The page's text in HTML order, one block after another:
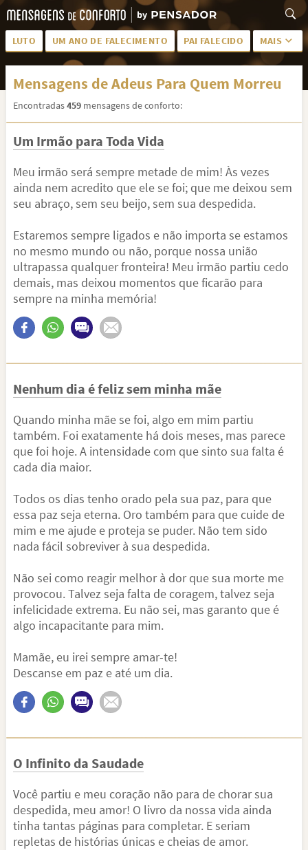
LUTO UM ANO DE FALECIMENTO PAI FALECIDO MAIS
LUTO PARA AMIGA PALAVRAS
SAUDADES DA MÃE
MEUS SENTIMENTOS
FRASES DE LUTO PARA AMIGO FIM DE NAMORO
TODAS AS CATEGORIAS
Mensagens de Adeus Para Quem Morreu
Encontradas459 mensagens de conforto:
Um Irmão para Toda Vida
Meu irmão será sempre metade de mim! Às vezes
ainda nem acredito que ele se foi; que me deixou sem
seu abraço, sem seu beijo, sem sua despedida.
Estaremos sempre ligados e não importa se estamos
no mesmo mundo ou não, porque nossa união
ultrapassa qualquer fronteira! Meu irmão partiu cedo
demais, mas deixou momentos que ficarão para
sempre na minha memória!
Nenhum dia é feliz sem minha mãe
Quando minha mãe se foi, algo em mim partiu
também. Foi exatamente há dois meses, mas parece
que foi hoje. A intensidade com que sinto sua falta é
cada dia maior.
Todos os dias tenho orado pela sua paz, para que
essa paz seja eterna. Oro também para que cuide de
mim e me ajude e proteja se puder. Não tem sido
nada fácil sobreviver à sua despedida.
Não sei como reagir melhor à dor que sua morte me
provocou. Talvez seja falta de coragem, talvez seja
infelicidade extrema. Eu não sei, mas garanto que é
algo incapacitante para mim.
Mamãe, eu irei sempre amar-te!
Descanse em paz e até um dia.
O Infinito da Saudade
Você partiu e meu coração não para de chorar sua
despedida, meu amor! O livro da nossa vida ainda
tinha tantas páginas para completar. E seriam
repletas de histórias únicas e cheias de amor.